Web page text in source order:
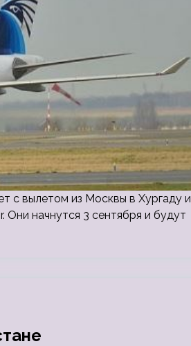
с вылетом из Москвы в Хургаду и
Они начнутся 3 сентября и будут